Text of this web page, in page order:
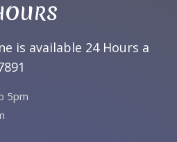
is available 24 Hours a
5pm